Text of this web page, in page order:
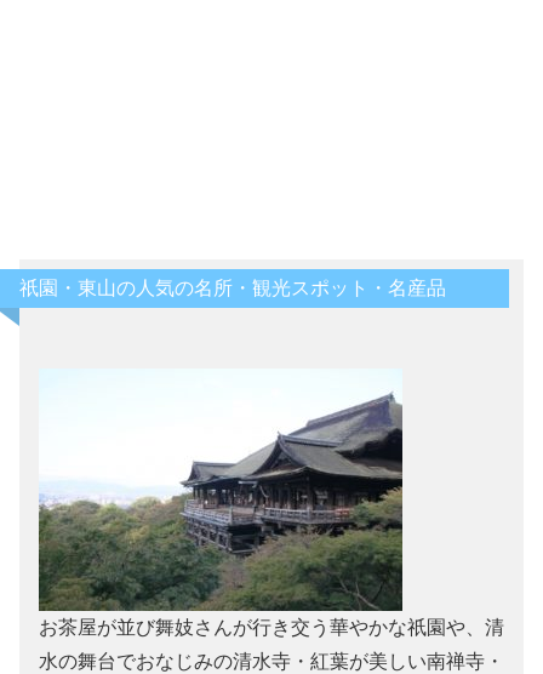
祇園・東山の人気の名所・観光スポット・名産品
お茶屋が並び舞妓さんが行き交う華やかな祇園や、清
水の舞台でおなじみの清水寺・紅葉が美しい南禅寺・